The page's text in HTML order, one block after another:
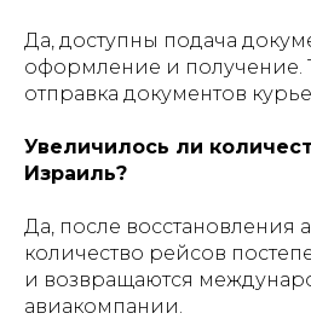
Да, доступны подача
оформление и получение.
отправка документов
Увеличилось ли
Израиль?
Да, после восстановления
количество рейсов
и возвращаются
авиакомпании.